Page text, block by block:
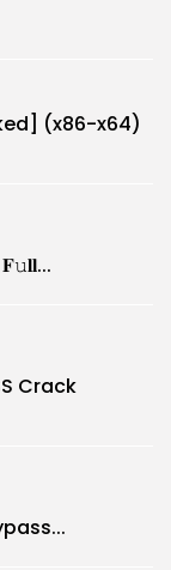
(x86-x64)
Crack